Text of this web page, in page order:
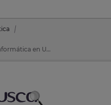
Oposiciones de Técnico Auxiliar de Informática en Universidad de Málaga